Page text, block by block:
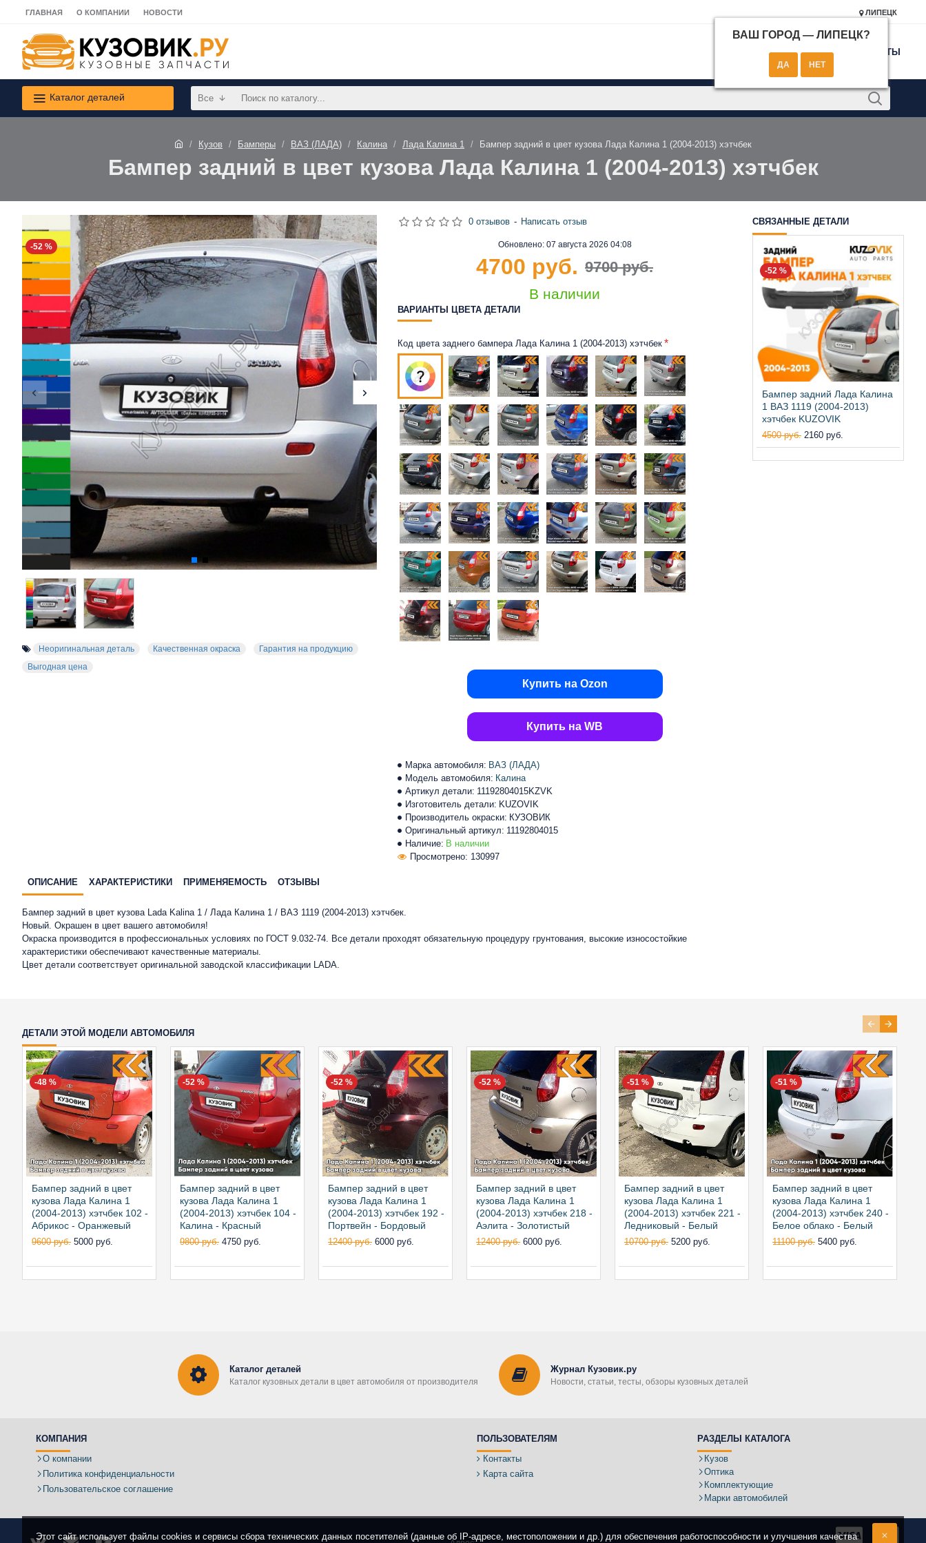
ГЛАВНАЯ О КОМПАНИИ НОВОСТИ ЛИПЕЦК
ВАШ ГОРОД — ЛИПЕЦК?
КОНТАКТЫ
Каталог деталей Все
Кузов Бамперы ВАЗ (ЛАДА) Калина Лада Калина 1 Бампер задний в цвет кузова Лада Калина 1 (2004-2013) хэтчбек
Бампер задний в цвет кузова Лада Калина 1 (2004-2013) хэтчбек
-52 %
Неоригинальная деталь Качественная окраска
Гарантия на продукцию
Выгодная цена
Наличие: В наличии
Марка автомобиля: ВАЗ (ЛАДА)
Модель автомобиля: Калина
Артикул детали: 11192804015KZVK
Изготовитель детали: KUZOVIK
Производитель окраски: КУЗОВИК
Оригинальный артикул: 11192804015
Просмотрено: 130997
Обновлено: 07 августа 2026 04:08
В наличии
0 отзывов - Написать отзыв
9700 руб.
4700 руб.
ВАРИАНТЫ ЦВЕТА ДЕТАЛИ
Код цвета заднего бампера Лада Калина 1 (2004-2013) хэтчбек
Купить на Ozon
Купить на WB
ОПИСАНИЕ ХАРАКТЕРИСТИКИ ПРИМЕНЯЕМОСТЬ ОТЗЫВЫ
Бампер задний в цвет кузова Lada Kalina 1 / Лада Калина 1 / ВАЗ 1119 (2004-2013) хэтчбек.
Новый. Окрашен в цвет вашего автомобиля!
Окраска производится в профессиональных условиях по ГОСТ 9.032-74. Все детали проходят обязательную процедуру грунтования, высокие износостойкие
характеристики обеспечивают качественные материалы.
Цвет детали соответствует оригинальной заводской классификации LADA.
СВЯЗАННЫЕ ДЕТАЛИ
-52 %
Бампер задний Лада Калина
1 ВАЗ 1119 (2004-2013)
хэтчбек KUZOVIK
4500 руб. 2160 руб.
ДЕТАЛИ ЭТОЙ МОДЕЛИ АВТОМОБИЛЯ
-48 %
Бампер задний в цвет
кузова Лада Калина 1
(2004-2013) хэтчбек 102 -
Абрикос - Оранжевый
9600 руб. 5000 руб.
-52 %
Бампер задний в цвет
кузова Лада Калина 1
(2004-2013) хэтчбек 104 -
Калина - Красный
9800 руб. 4750 руб.
-52 %
Бампер задний в цвет
кузова Лада Калина 1
(2004-2013) хэтчбек 192 -
Портвейн - Бордовый
12400 руб. 6000 руб.
-52 %
Бампер задний в цвет
кузова Лада Калина 1
(2004-2013) хэтчбек 218 -
Аэлита - Золотистый
12400 руб. 6000 руб.
-51 %
Бампер задний в цвет
кузова Лада Калина 1
(2004-2013) хэтчбек 221 -
Ледниковый - Белый
10700 руб. 5200 руб.
-51 %
Бампер задний в цвет
кузова Лада Калина 1
(2004-2013) хэтчбек 240 -
Белое облако - Белый
11100 руб. 5400 руб.
Каталог деталей
Каталог кузовных детали в цвет автомобиля от производителя
Журнал Кузовик.ру
Новости, статьи, тесты, обзоры кузовных деталей
КОМПАНИЯ
О компании
Политика конфиденциальности
Пользовательское соглашение
ПОЛЬЗОВАТЕЛЯМ
Контакты
Карта сайта
РАЗДЕЛЫ КАТАЛОГА
Кузов
Оптика
Комплектующие
Марки автомобилей
Этот сайт использует файлы cookies и сервисы сбора технических данных посетителей (данные об IP-адресе, местоположении и др.) для обеспечения работоспособности и улучшения качества